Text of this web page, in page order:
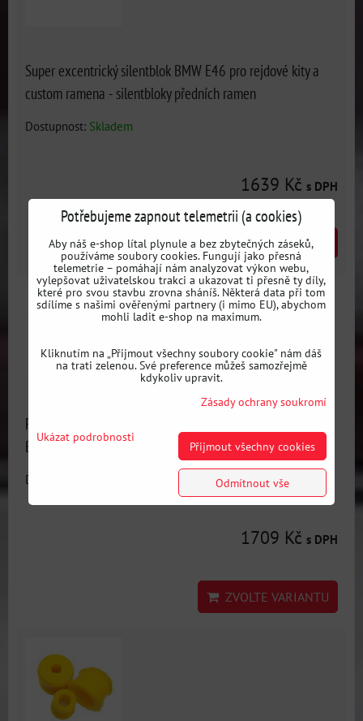
Super excentrický silentblok BMW E46 pro rejdové kity a
custom ramena - silentbloky předních ramen
Dostupnost: Skladem
1639 Kč s DPH
ks DO KOŠÍKU
Polyuretanové silentbloky předních ramen EXCENTRICKÉ
BMW E46
Dostupnost:
1709 Kč s DPH
ZVOLTE VARIANTU
Potřebujeme zapnout telemetrii (a cookies)
Aby náš e-shop lítal plynule a bez zbytečných záseků,
používáme soubory cookies. Fungují jako přesná
telemetrie – pomáhají nám analyzovat výkon webu,
vylepšovat uživatelskou trakci a ukazovat ti přesně ty díly,
které pro svou stavbu zrovna sháníš. Některá data při tom
sdílíme s našimi ověřenými partnery (i mimo EU), abychom
mohli ladit e-shop na maximum.
Kliknutím na „Přijmout všechny soubory cookie" nám dáš
na trati zelenou. Své preference můžeš samozřejmě
kdykoliv upravit.
Zásady ochrany soukromí
Ukázat podrobnosti
Přijmout všechny cookies
Odmítnout vše